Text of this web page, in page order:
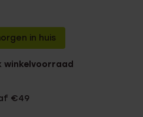
in huis
winkelvoorraad
€49